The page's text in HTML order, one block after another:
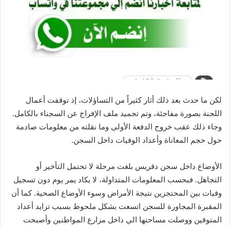
لكن ما حدث بعد ذلك أثار كثيراً من التساؤلات، إذ توقفت أعمال
اللجنة بصورة مفاجئة، وتم تجميد ملف الإفراج عن السجناء بالكامل.
وجاء ذلك عقب خروج الدفعة الأولى وما نقلته من معلومات صادمة
حول حجم المعاناة وأعداد الوفيات داخل السجن.
الأوضاع داخل سجن دقريس بلغت مرحلة لا تحتمل التأخير أو
التجاهل. فبحسب المعلومات المتداولة، لا يكاد يمر يوم دون تسجيل
وفيات بين المحتجزين نتيجة الأمراض وسوء الأوضاع الصحية. كما أن
المقبرة المجاورة للسجن اتسعت بشكل ملحوظ بسبب تزايد أعداد
المتوفين ووصلت مساحتها الي داخل مزارع المواطنين وأصبحت